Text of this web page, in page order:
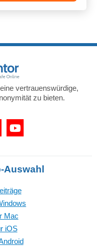
vertrauenswürdige,
zu bieten.
Auswahl
Mac
iOS